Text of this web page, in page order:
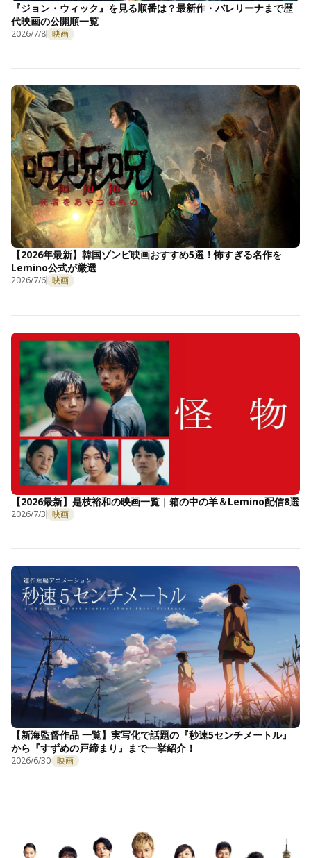
『ジョン・ウィック』を見る順番は？最新作・バレリーナまで歴
代映画の公開順一覧
2026/7/8 映画
【2026年最新】韓国ゾンビ映画おすすめ5選！怖すぎる名作を
Lemino公式が厳選
2026/7/6 映画
【2026最新】是枝裕和の映画一覧｜箱の中の羊＆Lemino配信8選
2026/7/3 映画
【新海監督作品 一覧】実写化で話題の『秒速5センチメートル』
から『すずめの戸締まり』まで一挙紹介！
2026/6/30 映画